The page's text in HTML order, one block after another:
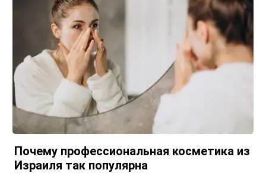
Почему профессиональная косметика из
Израиля так популярна